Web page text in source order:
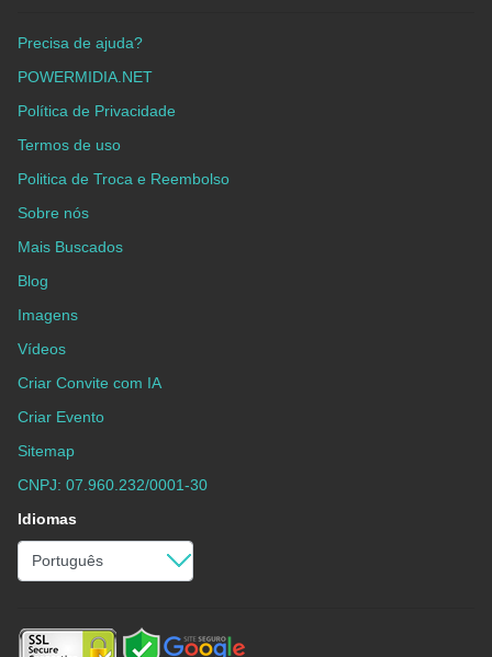
Precisa de ajuda?
POWERMIDIA.NET
Política de Privacidade
Termos de uso
Politica de Troca e Reembolso
Sobre nós
Mais Buscados
Blog
Imagens
Vídeos
Criar Convite com IA
Criar Evento
Sitemap
CNPJ: 07.960.232/0001-30
Idiomas